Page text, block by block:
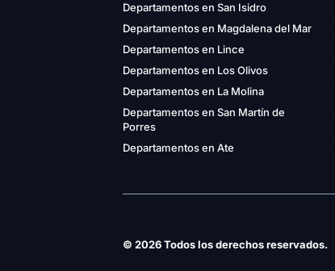
Departamentos en San Isidro
Departamentos en Magdalena del Mar
Departamentos en Lince
Departamentos en Los Olivos
Departamentos en La Molina
Departamentos en San Martín de
Porres
Departamentos en Ate
© 2026 Todos los derechos reservados.